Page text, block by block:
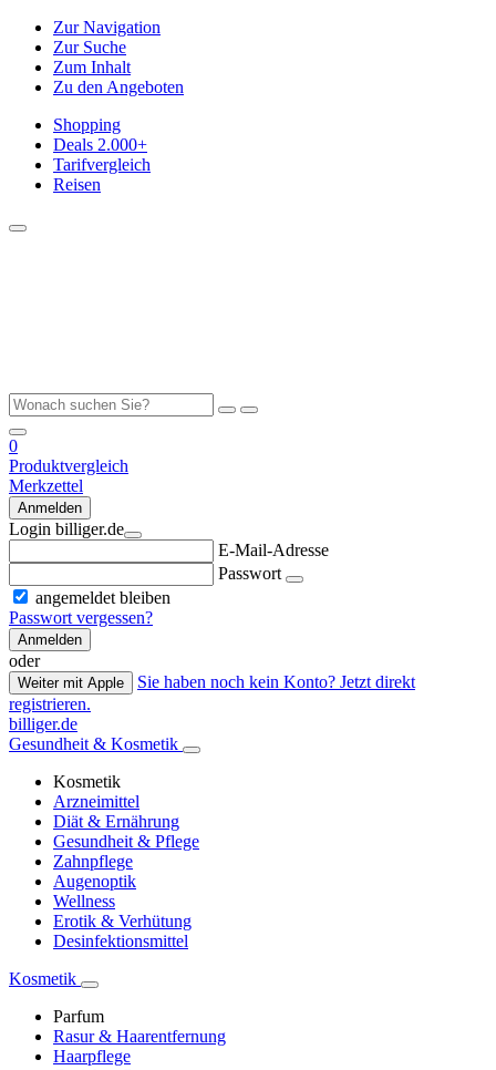
Zur Navigation
Zur Suche
Zum Inhalt
Zu den Angeboten
Shopping
Deals 2.000+
Tarifvergleich
Reisen
0
Produktvergleich
Merkzettel
Anmelden
Login billiger.de
E-Mail-Adresse
Passwort
angemeldet bleiben
Passwort vergessen?
Anmelden
oder
Weiter mit Apple
Sie haben noch kein Konto? Jetzt direkt
registrieren.
billiger.de
Gesundheit & Kosmetik
Kosmetik
Arzneimittel
Diät & Ernährung
Gesundheit & Pflege
Zahnpflege
Augenoptik
Wellness
Erotik & Verhütung
Desinfektionsmittel
Kosmetik
Parfum
Rasur & Haarentfernung
Haarpflege